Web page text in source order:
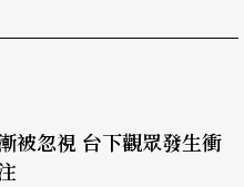
理藝團出入這個機制的可
量化（如觀眾數量）的
而整體看來文化資助在
。
下觀眾發生衝